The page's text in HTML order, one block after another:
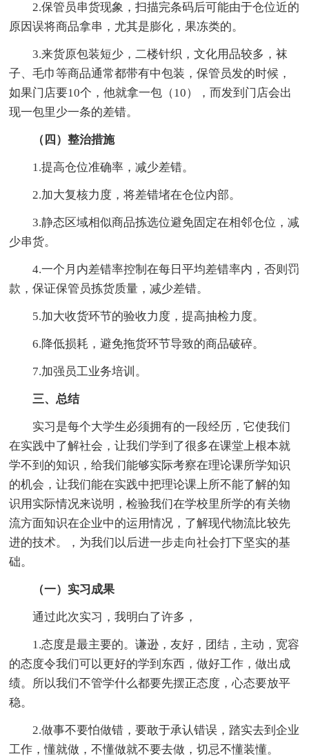
2.保管员串货现象，扫描完条码后可能由于仓位近的
原因误将商品拿串，尤其是膨化，果冻类的。
3.来货原包装短少，二楼针织，文化用品较多，袜
子、毛巾等商品通常都带有中包装，保管员发的时候，
如果门店要10个，他就拿一包（10），而发到门店会出
现一包里少一条的差错。
（四）整治措施
1.提高仓位准确率，减少差错。
2.加大复核力度，将差错堵在仓位内部。
3.静态区域相似商品拣选位避免固定在相邻仓位，减
少串货。
4.一个月内差错率控制在每日平均差错率内，否则罚
款，保证保管员拣货质量，减少差错。
5.加大收货环节的验收力度，提高抽检力度。
6.降低损耗，避免拖货环节导致的商品破碎。
7.加强员工业务培训。
三、总结
实习是每个大学生必须拥有的一段经历，它使我们
在实践中了解社会，让我们学到了很多在课堂上根本就
学不到的知识，给我们能够实际考察在理论课所学知识
的机会，让我们能在实践中把理论课上所不能了解的知
识用实际情况来说明，检验我们在学校里所学的有关物
流方面知识在企业中的运用情况，了解现代物流比较先
进的技术。，为我们以后进一步走向社会打下坚实的基
础。
（一）实习成果
通过此次实习，我明白了许多，
1.态度是最主要的。谦逊，友好，团结，主动，宽容
的态度令我们可以更好的学到东西，做好工作，做出成
绩。所以我们不管学什么都要先摆正态度，心态要放平
稳。
2.做事不要怕做错，要敢于承认错误，踏实去到企业
工作，懂就做，不懂做就不要去做，切忌不懂装懂。